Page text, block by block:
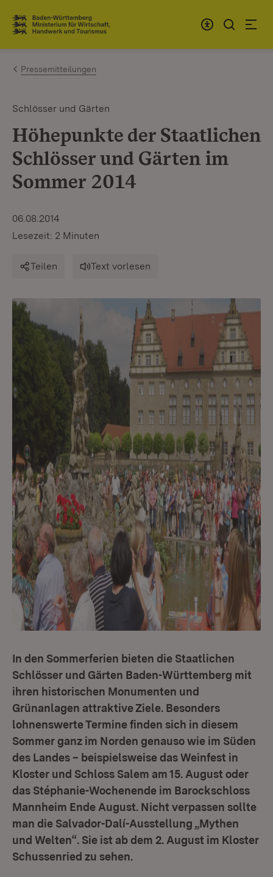
Zum Inhalt springen
Link zur Startseite
Pressemitteilungen
Schlösser und Gärten
Höhepunkte der Staatlichen
Schlösser und Gärten im
Sommer 2014
06.08.2014
Lesezeit: 2 Minuten
Teilen Text vorlesen
In den Sommerferien bieten die Staatlichen
Schlösser und Gärten Baden-Württemberg mit
ihren historischen Monumenten und
Grünanlagen attraktive Ziele. Besonders
lohnenswerte Termine finden sich in diesem
Sommer ganz im Norden genauso wie im Süden
des Landes – beispielsweise das Weinfest in
Kloster und Schloss Salem am 15. August oder
das Stéphanie-Wochenende im Barockschloss
Mannheim Ende August. Nicht verpassen sollte
man die Salvador-Dalí-Ausstellung „Mythen
und Welten“. Sie ist ab dem 2. August im Kloster
Schussenried zu sehen.